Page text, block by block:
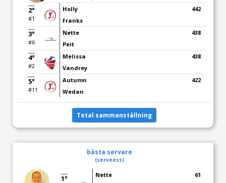
2°
#1
Holly
Franks
442
3°
#6
Nette
Peit
438
4°
#2
Melissa
Vandrey
438
5°
#11
Autumn
Wedan
422
Total sammanställning
bästa servare
(serveess)
1°
Nette
61